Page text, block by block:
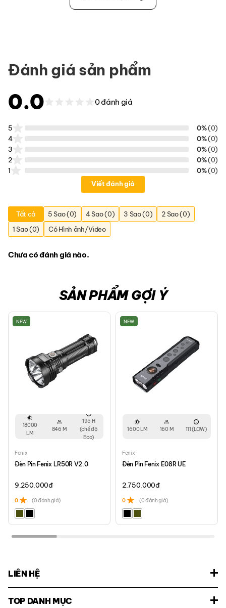
Đánh giá sản phẩm
0.0 0 đánh giá
5 0%(0)
4
0%(0)
3
0%(0)
2
0%(0)
1
0%(0)
Viết đánh giá
Tất cả 5 Sao (0) 4 Sao (0) 3 Sao (0)
2 Sao (0)
1 Sao (0)
Có Hình ảnh/Video
Chưa có đánh giá nào.
SẢN PHẨM GỢI Ý
NEW
18000
LM
846 M
195 H
(chế độ
Eco)
Fenix
Đèn Pin Fenix LR50R V2.0
9.250.000đ
0 (0 đánh giá)
NEW
1600 LM 160 M 111 (LOW)
Fenix
Đèn Pin Fenix E08R UE
2.750.000đ
0 (0 đánh giá)
LIÊN HỆ
TOP DANH MỤC